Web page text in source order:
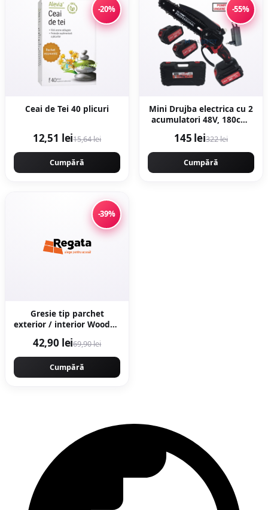
-20%
Ceai de Tei 40 plicuri
12,51 lei15,64 lei
Cumpără
-55%
Mini Drujba electrica cu 2
acumulatori 48V, 180cm,
transport, Campion
CMP1798
145 lei322 lei
Cumpără
-39%
Gresie tip parchet
exterior / interior Wooden
portelanata
antiderapanta
42,90 lei69,90 lei
Cumpără